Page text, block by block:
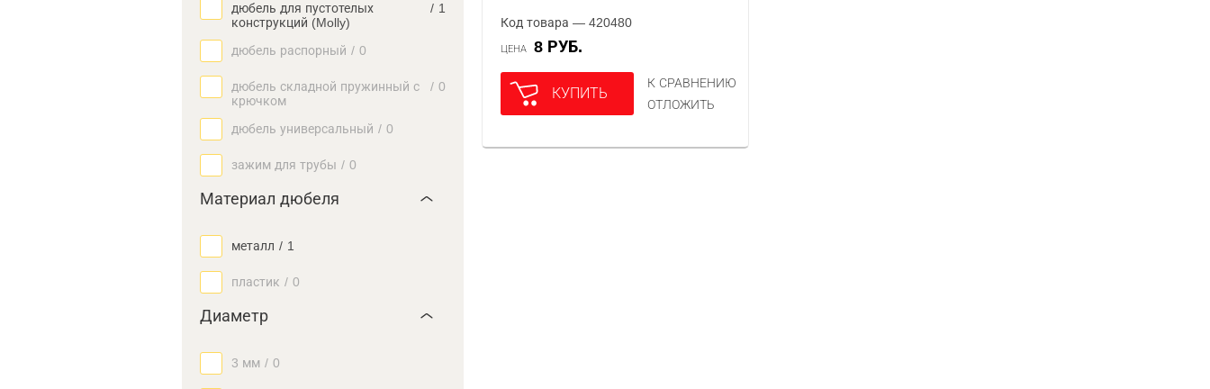
дюбель для пустотелых
конструкций (Molly)
/ 1
дюбель распорный / 0
дюбель складной пружинный с
крючком
/ 0
дюбель универсальный / 0
зажим для трубы / 0
Материал дюбеля
металл / 1
пластик / 0
Диаметр
3 мм / 0
Код товара — 420480
ЦЕНА 8 РУБ.
КУПИТЬ
К СРАВНЕНИЮ
ОТЛОЖИТЬ